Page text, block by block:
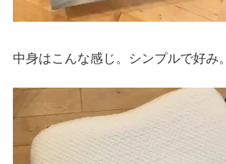
中身はこんな感じ。シンプルで好み。